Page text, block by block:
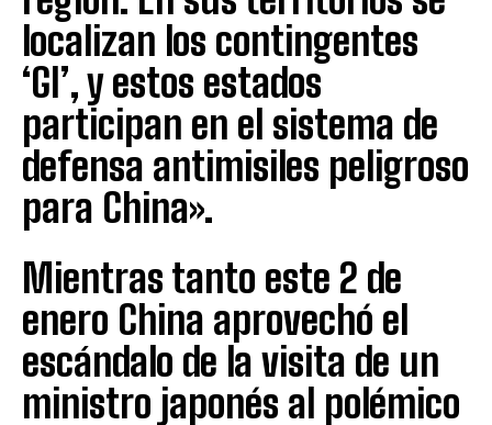
localizan los contingentes
‘GI’, y estos estados
participan en el sistema de
defensa antimisiles peligroso
para China».
Mientras tanto este 2 de
enero China aprovechó el
escándalo de la visita de un
ministro japonés al polémico